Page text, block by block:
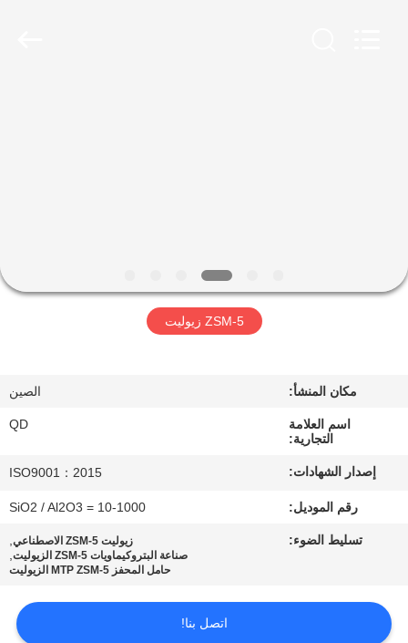
جولة
اتصل
أخبار
ZSM-5 زيوليت
مكان المنشأ: الصين
اسم العلامة
التجارية:
QD
إصدار الشهادات: ISO9001：2015
رقم الموديل: SiO2 / Al2O3 = 10-1000
تسليط الضوء: زيوليت ZSM-5 الاصطناعي ,
صناعة البتروكيماويات ZSM-5 الزيوليت ,
حامل المحفز MTP ZSM-5 الزيوليت
اتصل بنا!